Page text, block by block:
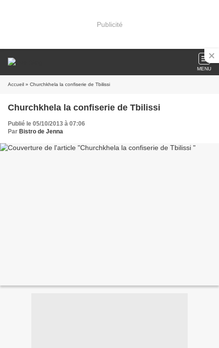
Publicité
MENU
Accueil » Churchkhela la confiserie de Tbilissi
Churchkhela la confiserie de Tbilissi
Publié le 05/10/2013 à 07:06
Par Bistro de Jenna